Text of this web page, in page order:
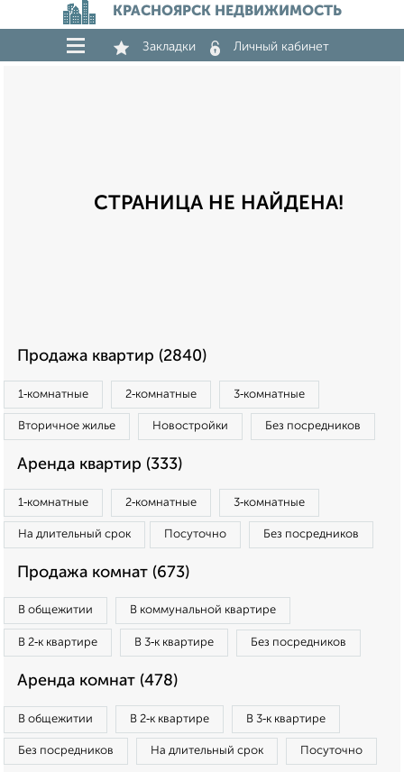
КРАСНОЯРСК НЕДВИЖИМОСТЬ
Закладки Личный кабинет
СТРАНИЦА НЕ НАЙДЕНА!
Продажа квартир (2840)
1‑комнатные 2‑комнатные 3‑комнатные
Вторичное жилье Новостройки Без посредников
Аренда квартир (333)
1‑комнатные 2‑комнатные 3‑комнатные
На длительный срок Посуточно Без посредников
Продажа комнат (673)
В общежитии В коммунальной квартире
В 2‑к квартире В 3‑к квартире Без посредников
Аренда комнат (478)
В общежитии В 2‑к квартире В 3‑к квартире
Без посредников На длительный срок Посуточно